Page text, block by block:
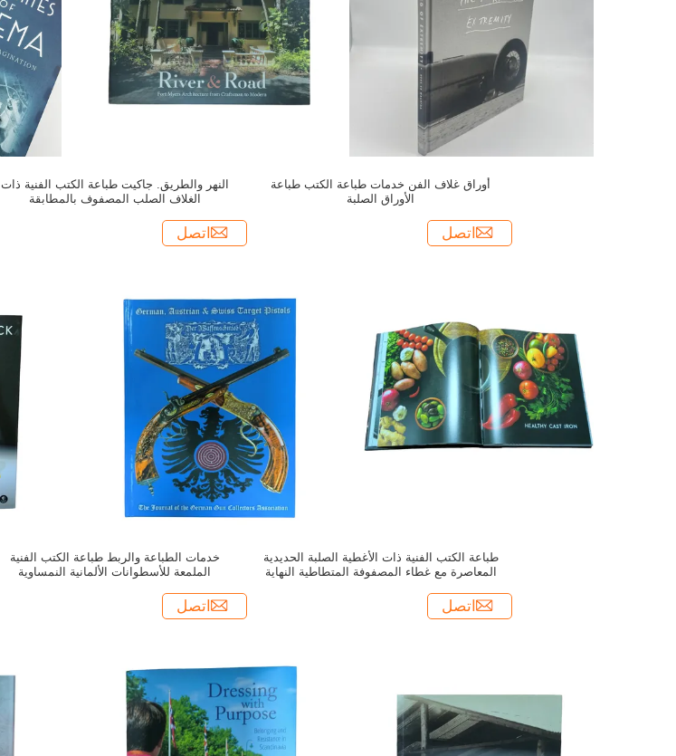
النهر والطريق. جاكيت طباعة الكتب الفنية ذات
الغلاف الصلب المصفوف بالمطابقة
اتصل
أوراق غلاف الفن خدمات طباعة الكتب طباعة
الأوراق الصلبة
اتصل
خدمات الطباعة والربط طباعة الكتب الفنية
الملمعة للأسطوانات الألمانية النمساوية
اتصل
طباعة الكتب الفنية ذات الأغطية الصلبة الحديدية
المعاصرة مع غطاء المصفوفة المتطاطية النهاية
اتصل